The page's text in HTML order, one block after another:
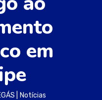
em
Notícias